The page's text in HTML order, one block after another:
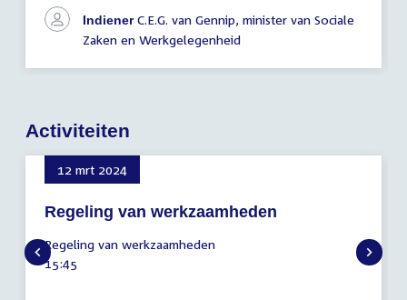
IndienerC.E.G. van Gennip, minister van Sociale
Zaken en Werkgelegenheid
Activiteiten
12 mrt 2024
Regeling van werkzaamheden
maart
2024
Regeling van werkzaamheden
Tijd
15:45